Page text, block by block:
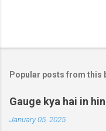
Popular posts from this
Gauge kya hai in
January 05, 2025